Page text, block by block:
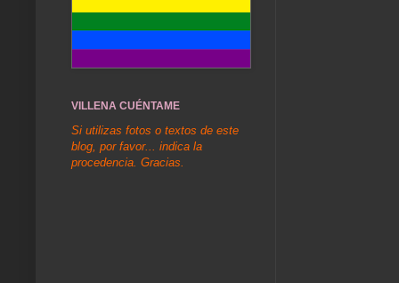
VILLENA CUÉNTAME
Si utilizas fotos o textos de este
blog, por favor... indica la
procedencia. Gracias.